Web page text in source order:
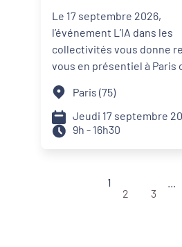
agents et les citoyens
Le 17 septembre 2026,
l’événement L’IA dans les
collectivités vous donne
vous en présentiel à Paris
digital pour une journée
consacrée aux grands
la transition numérique
territoires.
Paris (75)
Jeudi 17 septembre
9h - 16h30
1
2
3